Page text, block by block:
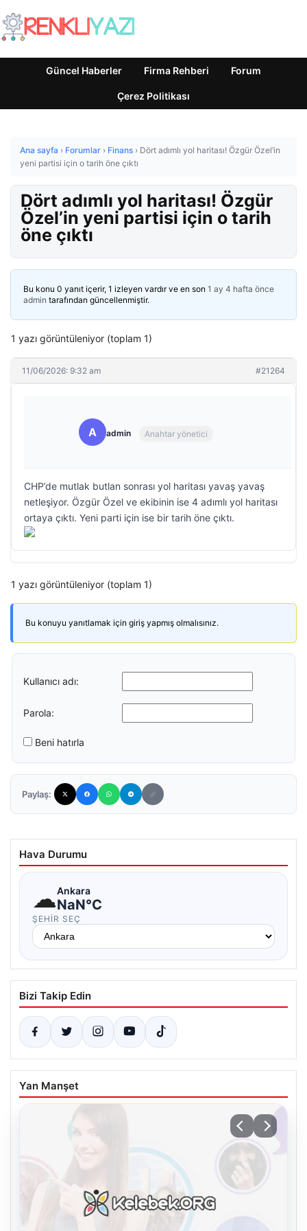
Güncel Haberler Firma Rehberi Forum
Çerez Politikası
Ana sayfa › Forumlar › Finans › Dört adımlı yol haritası! Özgür Özel’in
yeni partisi için o tarih öne çıktı
Dört adımlı yol haritası! Özgür
Özel’in yeni partisi için o tarih
öne çıktı
Bu konu 0 yanıt içerir, 1 izleyen vardır ve en son 1 ay 4 hafta önce
admin tarafından güncellenmiştir.
1 yazı görüntüleniyor (toplam 1)
11/06/2026: 9:32 am #21264
A admin Anahtar yönetici
CHP’de mutlak butlan sonrası yol haritası yavaş yavaş
netleşiyor. Özgür Özel ve ekibinin ise 4 adımlı yol haritası
ortaya çıktı. Yeni parti için ise bir tarih öne çıktı.
1 yazı görüntüleniyor (toplam 1)
Bu konuyu yanıtlamak için giriş yapmış olmalısınız.
Kullanıcı adı:
Parola:
Beni hatırla
Paylaş:
Hava Durumu
☁Ankara
NaN°C
ŞEHIR SEÇ
Bizi Takip Edin
Yan Manşet